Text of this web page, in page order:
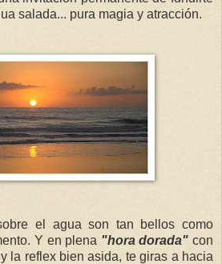
salada... pura magia y atracción.
el agua son tan bellos como
Y en plena "hora dorada" con
la reflex bien asida, te giras a hacia